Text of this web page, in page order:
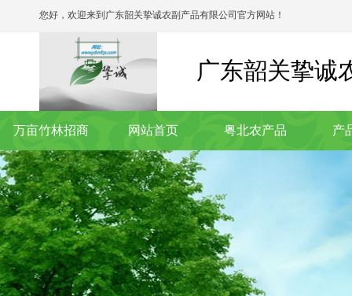
您好，欢迎来到广东韶关挚诚农副产品有限公司官方网站！
广东韶关挚诚
万亩竹林招商 网站首页 粤北农产品 产
联系我们